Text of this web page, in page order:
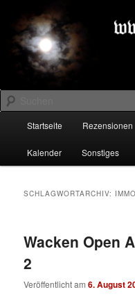
primären
Inhalt
springen
sekundären
Inhalt
springenDARK-
Suchen
Startseite Rezensionen
Kalender Sonstiges
SCHLAGWORTARCHIV:
Wacken Open
2
Veröffentlicht am6. August